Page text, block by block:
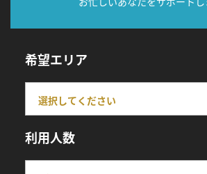
希望エリア
利用人数